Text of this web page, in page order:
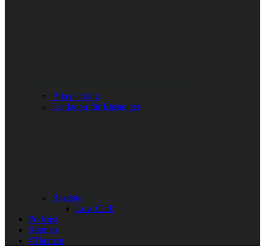
Bikepacking
Leitfaden für Einsteiger
Rezepte
Low Carb
Podcast
Rennen
#Themen